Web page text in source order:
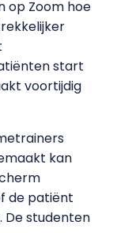
op Zoom hoe
start
voortijdig
kan
de patiënt
studenten